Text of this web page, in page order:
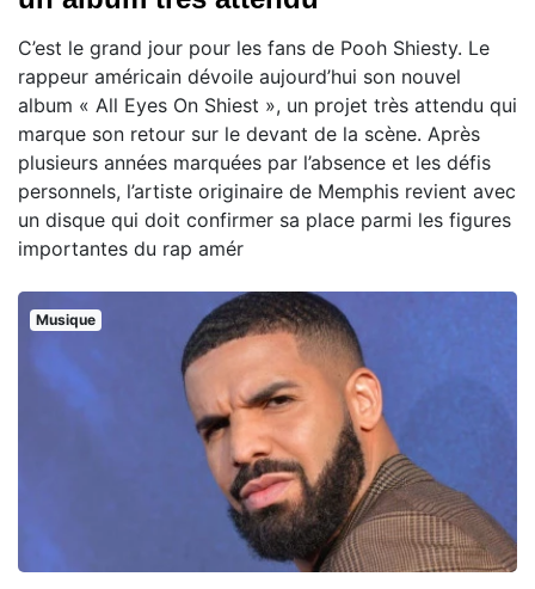
C’est le grand jour pour les fans de Pooh Shiesty. Le
rappeur américain dévoile aujourd’hui son nouvel
album « All Eyes On Shiest », un projet très attendu qui
marque son retour sur le devant de la scène. Après
plusieurs années marquées par l’absence et les défis
personnels, l’artiste originaire de Memphis revient avec
un disque qui doit confirmer sa place parmi les figures
importantes du rap amér
Musique